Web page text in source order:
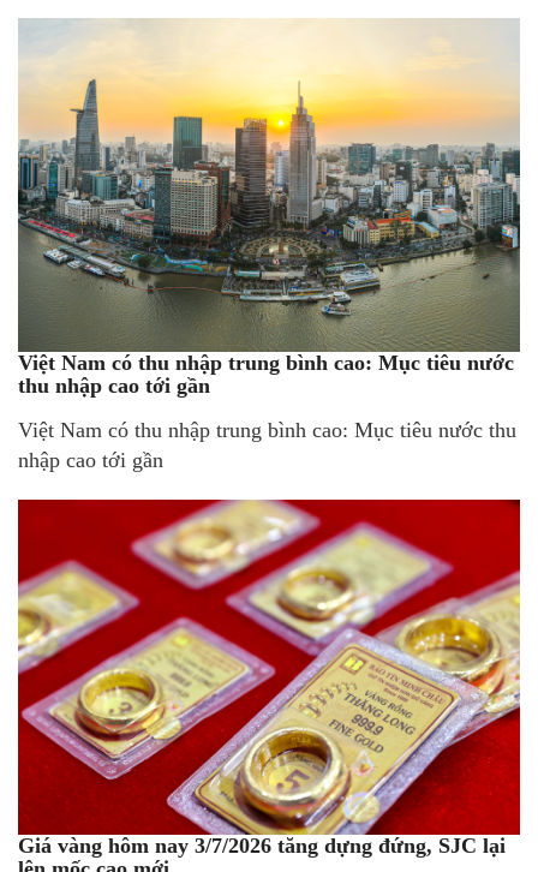
Việt Nam có thu nhập trung bình cao: Mục tiêu nước
thu nhập cao tới gần
Việt Nam có thu nhập trung bình cao: Mục tiêu nước thu
nhập cao tới gần
Giá vàng hôm nay 3/7/2026 tăng dựng đứng, SJC lại